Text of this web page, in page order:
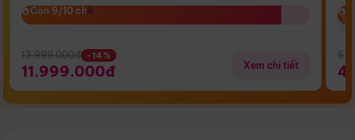
Còn 9/10 chỗ
Còn 9/10 chỗ
13.999.000đ -14%
11.999.000đ Xem chi tiết